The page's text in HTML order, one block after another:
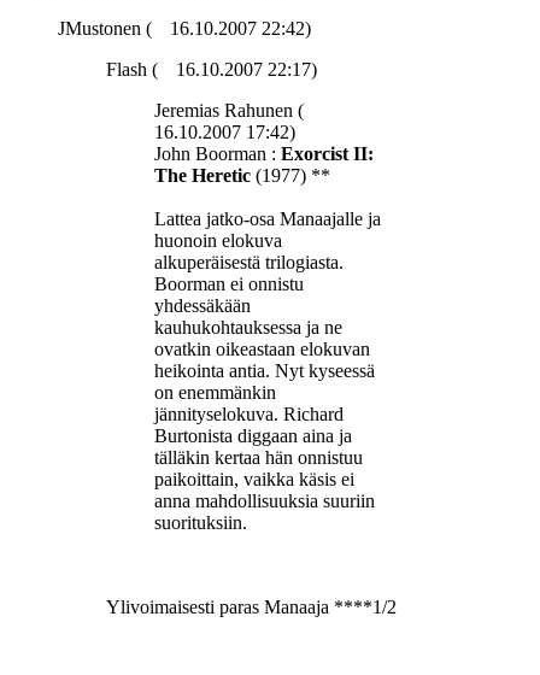
JMustonen (
16.10.2007 22:42)
Flash (
16.10.2007 22:17)
Jeremias Rahunen (
16.10.2007 17:42)
John Boorman : Exorcist II:
The Heretic (1977) **
Lattea jatko-osa Manaajalle ja
huonoin elokuva
alkuperäisestä trilogiasta.
Boorman ei onnistu
yhdessäkään
kauhukohtauksessa ja ne
ovatkin oikeastaan elokuvan
heikointa antia. Nyt kyseessä
on enemmänkin
jännityselokuva. Richard
Burtonista diggaan aina ja
tälläkin kertaa hän onnistuu
paikoittain, vaikka käsis ei
anna mahdollisuuksia suuriin
suorituksiin.
Ylivoimaisesti paras Manaaja ****1/2